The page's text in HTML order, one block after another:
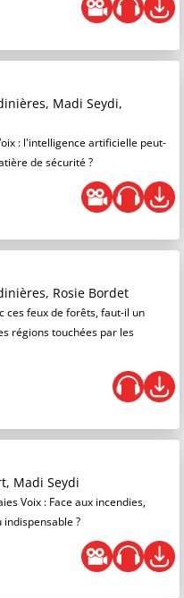
Madi Seydi,
: l'intelligence artificielle peut-
de sécurité ?
Rosie Bordet
ces feux de forêts, faut-il un
régions touchées par les
Madi Seydi
Voix : Face aux incendies,
?